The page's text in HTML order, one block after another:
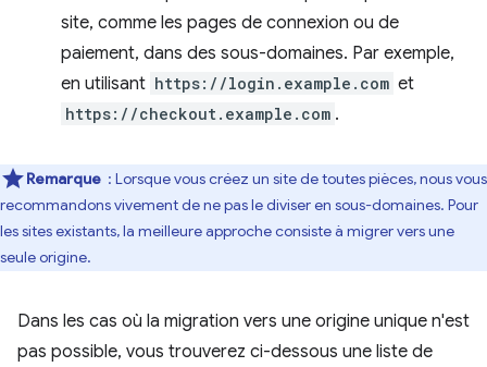
site, comme les pages de connexion ou de
paiement, dans des sous-domaines. Par exemple,
en utilisant https://login.example.com et
https://checkout.example.com .
Remarque : Lorsque vous créez un site de toutes pièces, nous vous
recommandons vivement de ne pas le diviser en sous-domaines. Pour
les sites existants, la meilleure approche consiste à migrer vers une
seule origine.
Dans les cas où la migration vers une origine unique n'est
pas possible, vous trouverez ci-dessous une liste de